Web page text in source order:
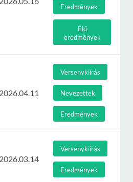
Eredmények
Élő
eredmények
2026.04.11
Versenykiírás
Nevezettek
Eredmények
2026.03.14
Versenykiírás
Eredmények